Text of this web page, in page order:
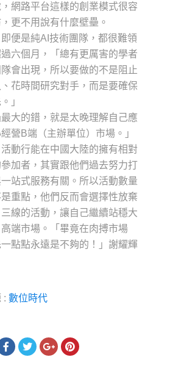
，網路平台這樣的創業模式很容
更不用說有什麼壁壘。
便是純AI技術團隊，都很難領
六個月，「總有更厲害的學者
會出現，所以要做的不是阻止
花時間研究對手，而是要確保
」
最大的錯，就是太晚理解自己應
營B端（主辦單位）市場。」
動行能在中國大陸的擁有相對
加者，其實跟他們過去努力打
站式服務有關。所以活動數量
重點，他們反而會選擇性放棄
線的活動，讓自己繼續站穩大
端市場。「畢竟在肉搏市場
點點永遠是不夠的！」謝耀輝
: 數位時代